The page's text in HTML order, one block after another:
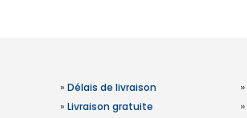
» Délais de livraison
» Livraison gratuite
»
»